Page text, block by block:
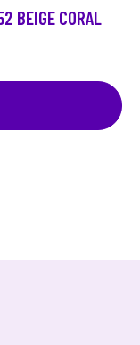
BEIGE CORAL